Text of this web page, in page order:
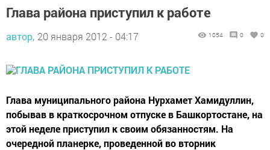
Глава района приступил к работе
автор, 20 января 2012 - 04:17 1054 0 0
Глава муниципального района Нурхамет Хамидуллин,
побывав в краткосрочном отпуске в Башкортостане, на
этой неделе приступил к своим обязанностям. На
очередной планерке, проведенной во вторник